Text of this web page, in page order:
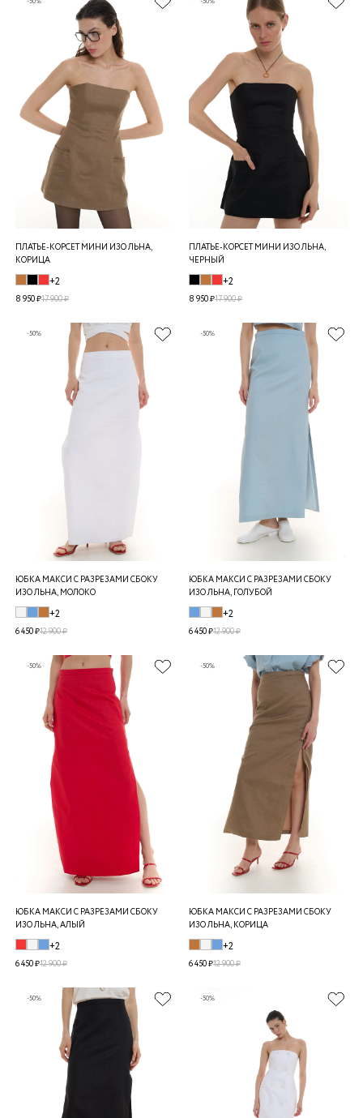
ПЛАТЬЕ-КОРСЕТ МИНИ ИЗО ЛЬНА,
КОРИЦА
+2
8 950 ₽17 900 ₽
ПЛАТЬЕ-КОРСЕТ МИНИ ИЗО ЛЬНА,
ЧЕРНЫЙ
+2
8 950 ₽17 900 ₽
-50%
ЮБКА МАКСИ С РАЗРЕЗАМИ СБОКУ
ИЗО ЛЬНА, МОЛОКО
+2
6 450 ₽12 900 ₽
-50%
ЮБКА МАКСИ С РАЗРЕЗАМИ СБОКУ
ИЗО ЛЬНА, ГОЛУБОЙ
+2
6 450 ₽12 900 ₽
-50%
ЮБКА МАКСИ С РАЗРЕЗАМИ СБОКУ
ИЗО ЛЬНА, АЛЫЙ
+2
6 450 ₽12 900 ₽
-50%
ЮБКА МАКСИ С РАЗРЕЗАМИ СБОКУ
ИЗО ЛЬНА, КОРИЦА
+2
6 450 ₽12 900 ₽
-50% -50%